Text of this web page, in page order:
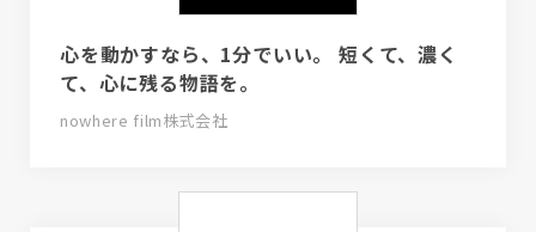
心を動かすなら、1分でいい。 短くて、濃く
て、心に残る物語を。
nowhere film株式会社